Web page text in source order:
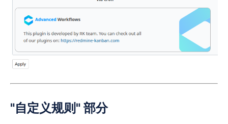
"自定义规则" 部分